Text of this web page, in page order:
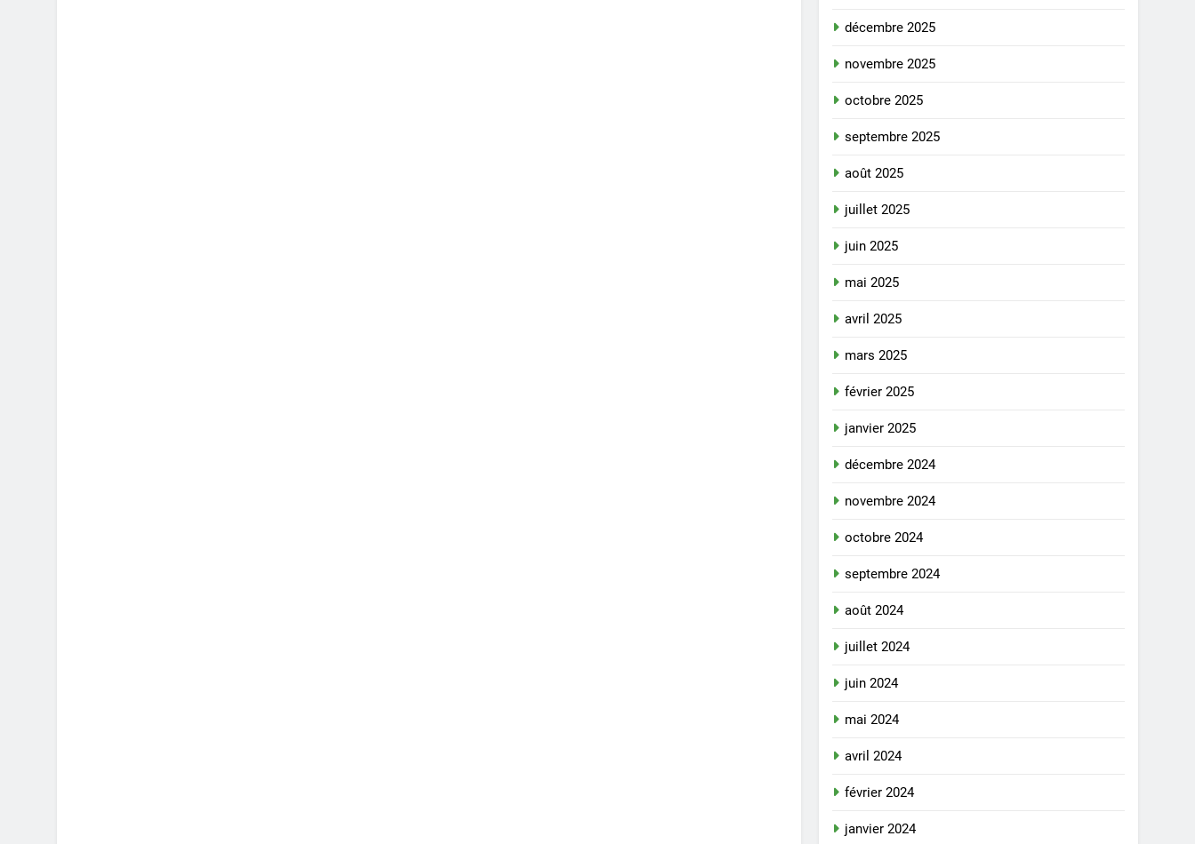
décembre 2025
novembre 2025
octobre 2025
septembre 2025
août 2025
juillet 2025
juin 2025
mai 2025
avril 2025
mars 2025
février 2025
janvier 2025
décembre 2024
novembre 2024
octobre 2024
septembre 2024
août 2024
juillet 2024
juin 2024
mai 2024
avril 2024
février 2024
janvier 2024